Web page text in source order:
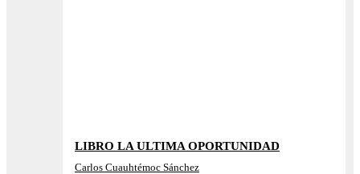
LIBRO LA ULTIMA OPORTUNIDAD
Carlos Cuauhtémoc Sánchez